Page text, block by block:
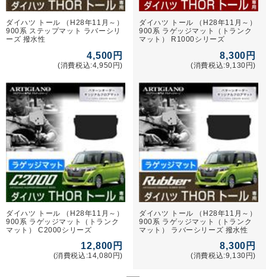
ダイハツ トール （H28年11月～）
900系 ステップマット ラバーシリ
ーズ 撥水性
4,500円
(消費税込:4,950円)
ダイハツ トール （H28年11月～）
900系 ラゲッジマット（トランク
マット） R1000シリーズ
8,300円
(消費税込:9,130円)
ダイハツ トール （H28年11月～）
900系 ラゲッジマット（トランク
マット） C2000シリーズ
12,800円
(消費税込:14,080円)
ダイハツ トール （H28年11月～）
900系 ラゲッジマット（トランク
マット） ラバーシリーズ 撥水性
8,300円
(消費税込:9,130円)